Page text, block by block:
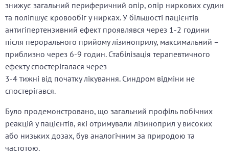
знижує загальний периферичний опір, опір ниркових судин
та поліпшує кровообіг у нирках. У більшості пацієнтів
антигіпертензивний ефект проявлявся через 1-2 години
після перорального прийому лізиноприлу, максимальний –
приблизно через 6-9 годин. Стабілізація терапевтичного
ефекту спостерігалася через
3-4 тижні від початку лікування. Синдром відміни не
спостерігався.
Було продемонстровано, що загальний профіль побічних
реакцій у пацієнтів, які отримували лізиноприл у високих
або низьких дозах, був аналогічним за природою та
частотою.